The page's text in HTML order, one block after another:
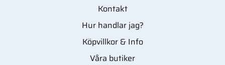
Kontakt
Hur handlar jag?
Köpvillkor & Info
Våra butiker